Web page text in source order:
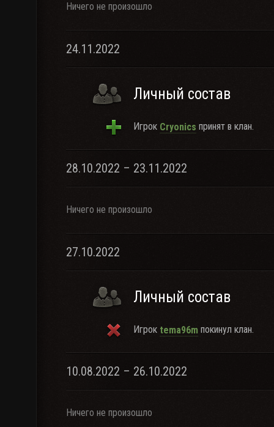
Ничего не произошло
24.11.2022
Личный состав
Игрок Cryonics принят в клан.
28.10.2022 – 23.11.2022
Ничего не произошло
27.10.2022
Личный состав
Игрок tema96m покинул клан.
10.08.2022 – 26.10.2022
Ничего не произошло